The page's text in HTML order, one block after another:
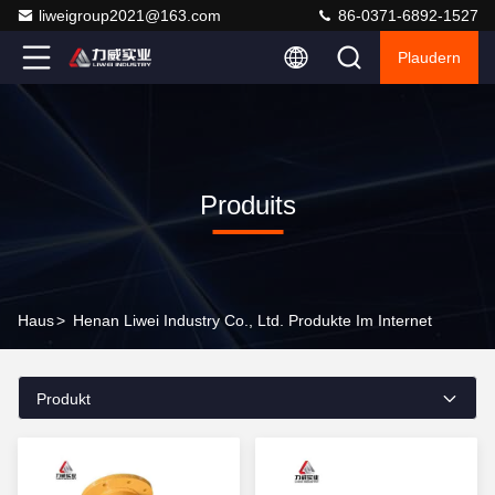
liweigroup2021@163.com 86-0371-6892-1527
Plaudern
Produits
Haus> Henan Liwei Industry Co., Ltd. Produkte Im Internet
Produkt